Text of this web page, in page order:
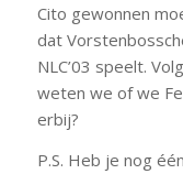
Cito gewonnen
dat
NLC’03 speelt.
weten we of we
erbij?
P.S. Heb je nog